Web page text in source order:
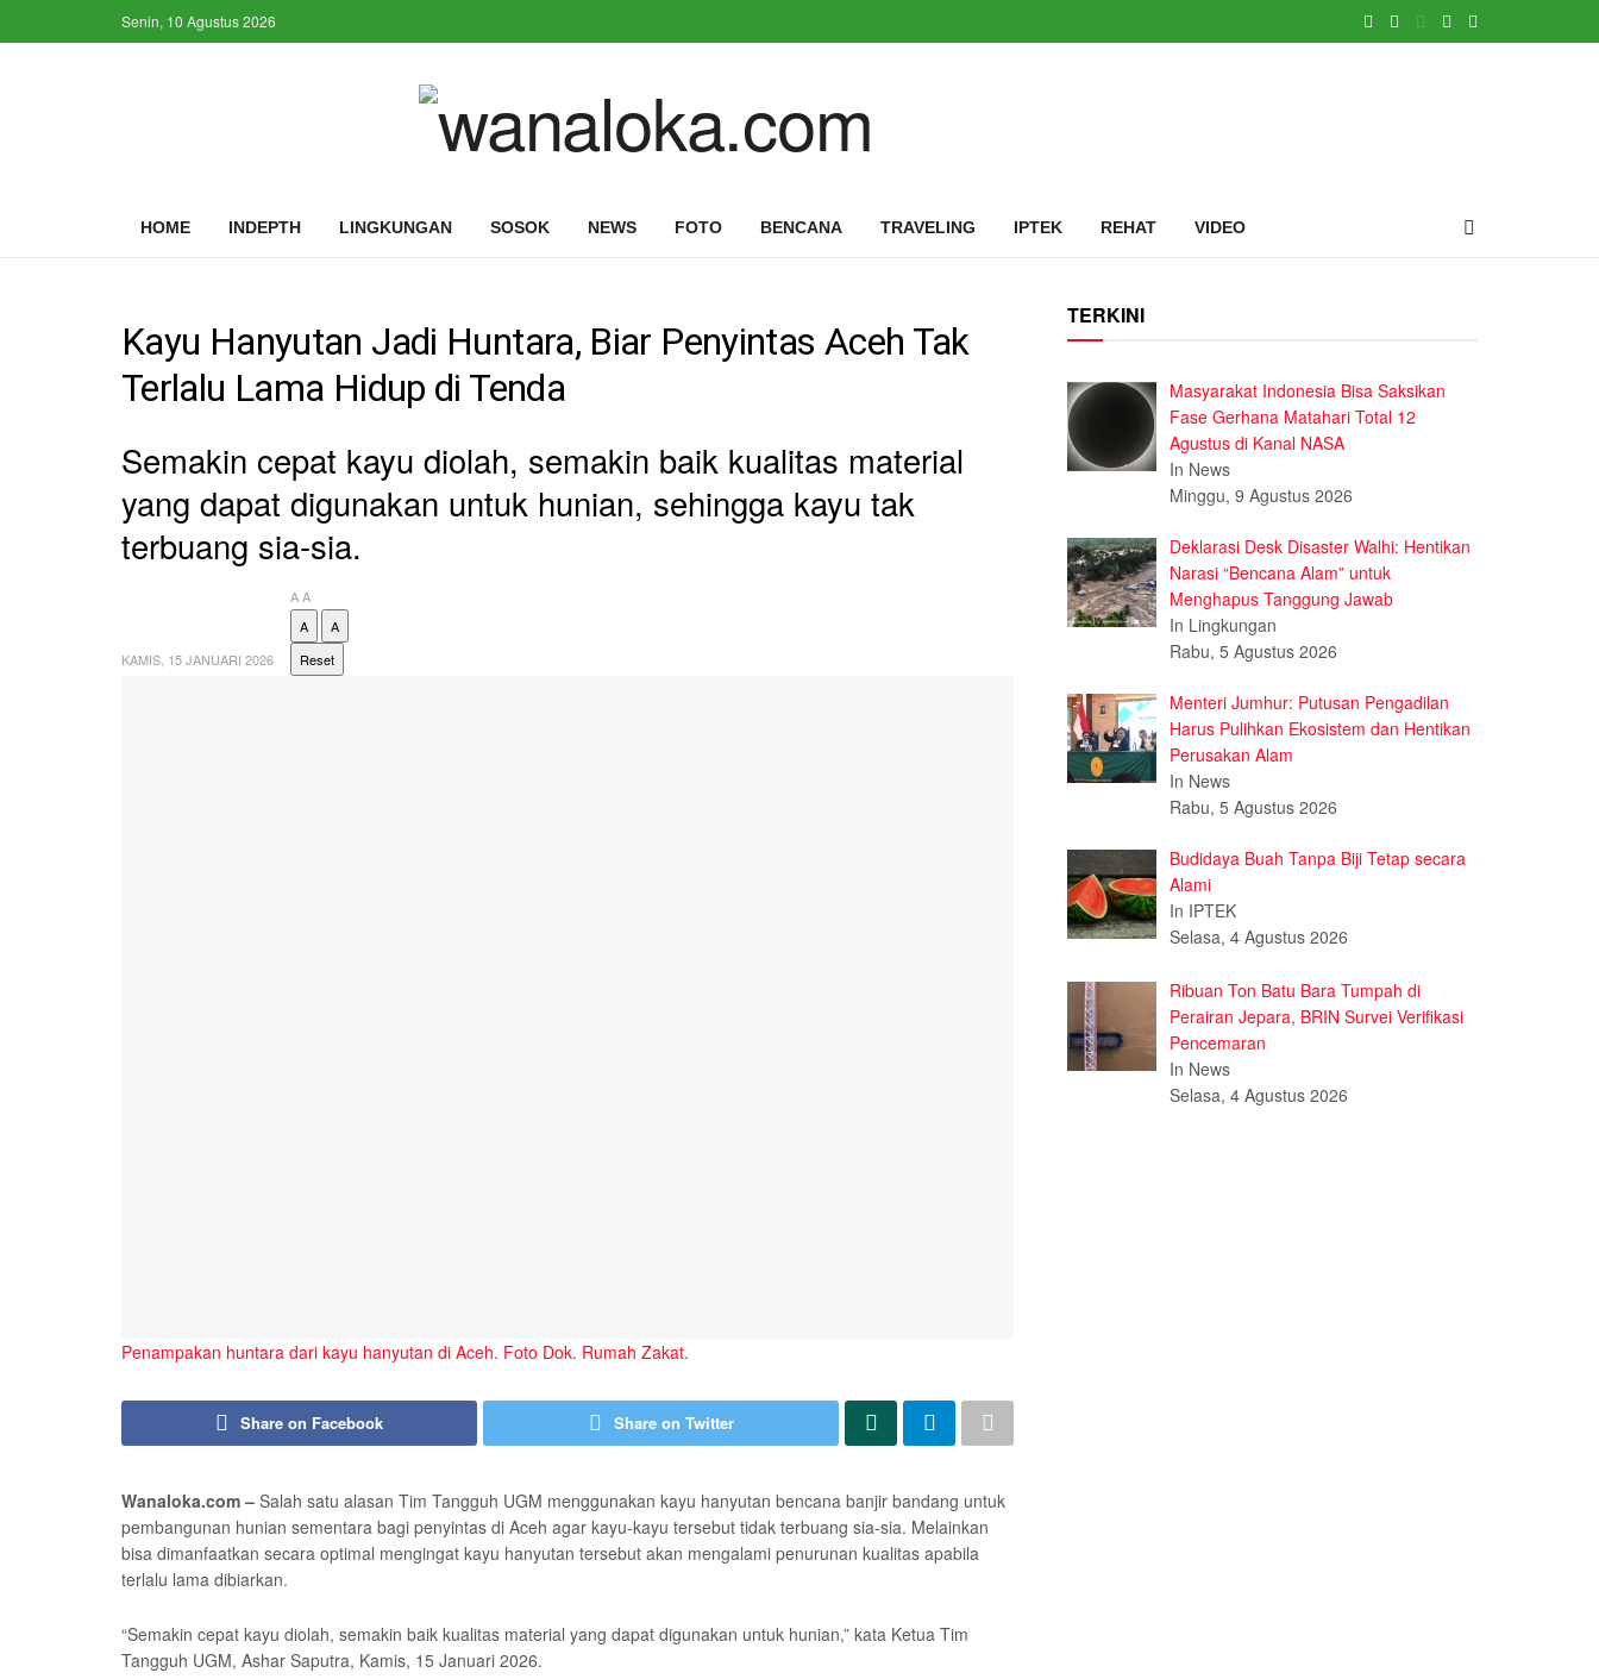
Senin, 10 Agustus 2026
HOME INDEPTH LINGKUNGAN SOSOK NEWS FOTO BENCANA TRAVELING IPTEK REHAT VIDEO
Kayu Hanyutan Jadi Huntara, Biar Penyintas Aceh Tak
Terlalu Lama Hidup di Tenda
Semakin cepat kayu diolah, semakin baik kualitas material
yang dapat digunakan untuk hunian, sehingga kayu tak
terbuang sia-sia.
KAMIS, 15 JANUARI 2026
AA
A
A
Reset
Penampakan huntara dari kayu hanyutan di Aceh. Foto Dok. Rumah Zakat.
Share on Facebook Share on Twitter
Wanaloka.com – Salah satu alasan Tim Tangguh UGM menggunakan kayu hanyutan bencana banjir bandang untuk
pembangunan hunian sementara bagi penyintas di Aceh agar kayu-kayu tersebut tidak terbuang sia-sia. Melainkan
bisa dimanfaatkan secara optimal mengingat kayu hanyutan tersebut akan mengalami penurunan kualitas apabila
terlalu lama dibiarkan.
“Semakin cepat kayu diolah, semakin baik kualitas material yang dapat digunakan untuk hunian,” kata Ketua Tim
Tangguh UGM, Ashar Saputra, Kamis, 15 Januari 2026.
TERKINI
Masyarakat Indonesia Bisa Saksikan
Fase Gerhana Matahari Total 12
Agustus di Kanal NASA
In News
Minggu, 9 Agustus 2026
Deklarasi Desk Disaster Walhi: Hentikan
Narasi “Bencana Alam” untuk
Menghapus Tanggung Jawab
In Lingkungan
Rabu, 5 Agustus 2026
Menteri Jumhur: Putusan Pengadilan
Harus Pulihkan Ekosistem dan Hentikan
Perusakan Alam
In News
Rabu, 5 Agustus 2026
Budidaya Buah Tanpa Biji Tetap secara
Alami
In IPTEK
Selasa, 4 Agustus 2026
Ribuan Ton Batu Bara Tumpah di
Perairan Jepara, BRIN Survei Verifikasi
Pencemaran
In News
Selasa, 4 Agustus 2026